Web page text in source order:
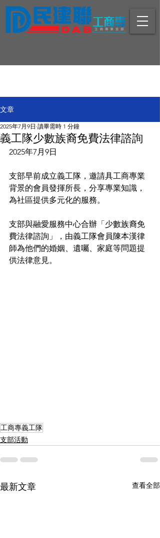
文章
義工隊少數族裔免費法律諮詢
2025年7月9日 讀畢需時 1 分鐘
2025年7月9日
支部早前成立義工隊，邀請具工商專業
背景的會員發揮所長，分享專業知識，
為社區提供多元化的服務。
支部與融愛服務中心合辦「少數族裔免
費法律諮詢」，由義工隊會員陳本漢律
師為他們的婚姻、遺囑、家庭等問題提
供法律意見。
工商專義工隊
支部活動
最新文章 查看全部